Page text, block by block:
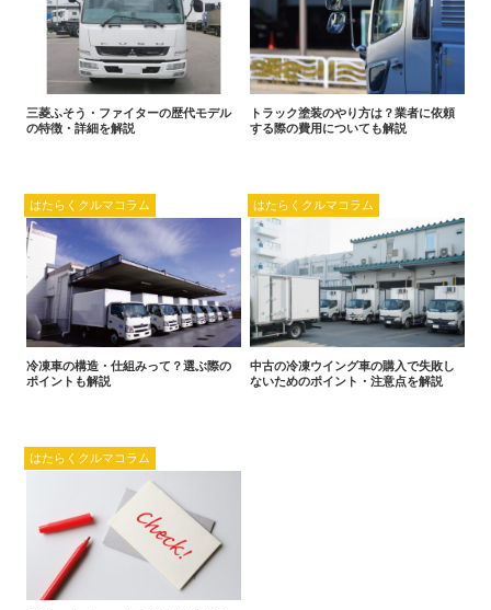
三菱ふそう・ファイターの歴代モデル
の特徴・詳細を解説
トラック塗装のやり方は？業者に依頼
する際の費用についても解説
はたらくクルマコラム
冷凍車の構造・仕組みって？選ぶ際の
ポイントも解説
はたらくクルマコラム
中古の冷凍ウイング車の購入で失敗し
ないためのポイント・注意点を解説
はたらくクルマコラム